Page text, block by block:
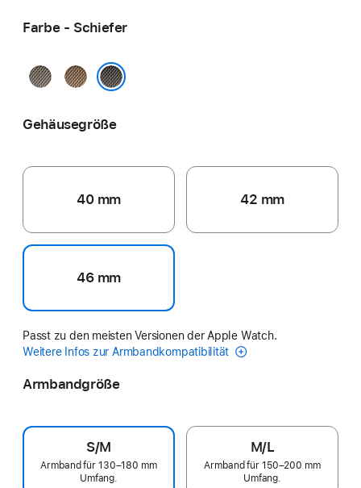
Farbe - Schiefer
Natur Gold
Gehäusegröße
40 mm 42 mm
46 mm
Passt zu den meisten Versionen der Apple Watch.
Weitere Infos zur Armbandkompatibilität
Armbandgröße
S/M
Armband für 130–180 mm
Umfang.
M/L
Armband für 150–200 mm
Umfang.